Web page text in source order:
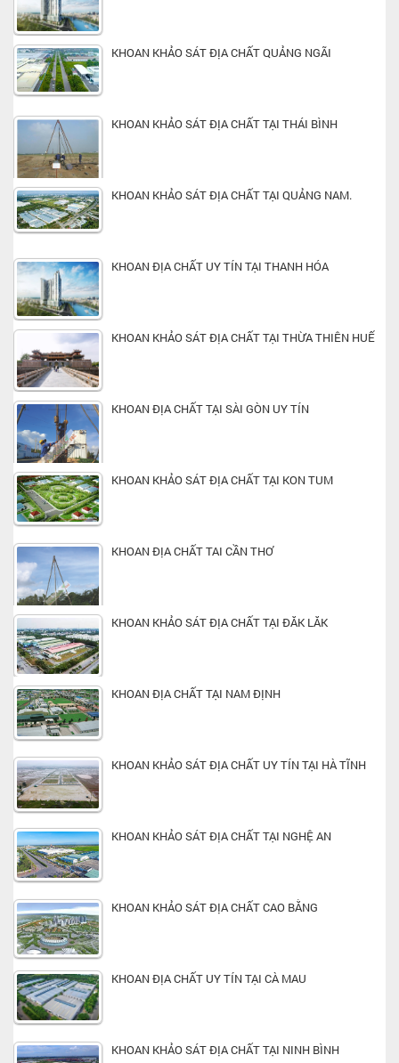
KHOAN KHẢO SÁT ĐỊA CHẤT QUẢNG NGÃI
KHOAN KHẢO SÁT ĐỊA CHẤT TẠI THÁI BÌNH
KHOAN KHẢO SÁT ĐỊA CHẤT TẠI QUẢNG NAM.
KHOAN ĐỊA CHẤT UY TÍN TẠI THANH HÓA
KHOAN KHẢO SÁT ĐỊA CHẤT TẠI THỪA THIÊN HUẾ
KHOAN ĐỊA CHẤT TẠI SÀI GÒN UY TÍN
KHOAN KHẢO SÁT ĐỊA CHẤT TẠI KON TUM
KHOAN ĐỊA CHẤT TAI CẦN THƠ
KHOAN KHẢO SÁT ĐỊA CHẤT TẠI ĐĂK LĂK
KHOAN ĐỊA CHẤT TẠI NAM ĐỊNH
KHOAN KHẢO SÁT ĐỊA CHẤT UY TÍN TẠI HÀ TĨNH
KHOAN KHẢO SÁT ĐỊA CHẤT TẠI NGHỆ AN
KHOAN KHẢO SÁT ĐỊA CHẤT CAO BẰNG
KHOAN ĐỊA CHẤT UY TÍN TẠI CÀ MAU
KHOAN KHẢO SÁT ĐỊA CHẤT TẠI NINH BÌNH